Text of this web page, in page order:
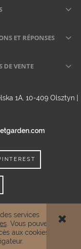
services
. Vous pouvez
aux cookies
ET RÉPONSES
DE VENTE
1A, 10-409 Olsztyn |
SITE